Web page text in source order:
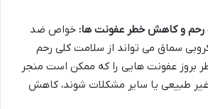
رحم و کاهش خطر عفونت ها: خواص ضد
سماق می تواند از سلامت کلی رحم
بروز عفونت هایی را که ممکن است منجر
طبیعی یا سایر مشکلات شوند، کاهش